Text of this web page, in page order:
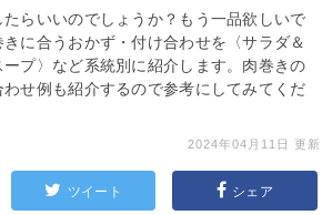
らいいのでしょうか？もう一品欲しいで
に合うおかず・付け合わせを〈サラダ＆
プ〉など系統別に紹介します。肉巻きの
せ例も紹介するので参考にしてみてくだ
2024年04月11日 更新
ツイート シェア